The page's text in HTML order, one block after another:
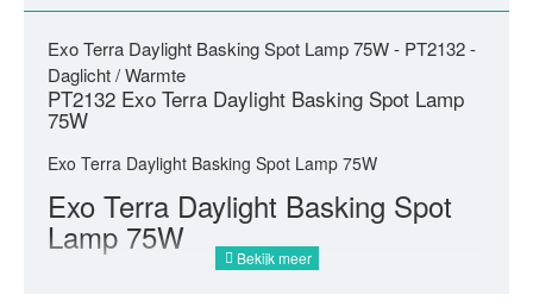
Exo Terra Daylight Basking Spot Lamp 75W - PT2132 -
Daglicht / Warmte
PT2132 Exo Terra Daylight Basking Spot Lamp
75W
Exo Terra Daylight Basking Spot Lamp 75W
Exo Terra Daylight Basking Spot
Lamp 75W